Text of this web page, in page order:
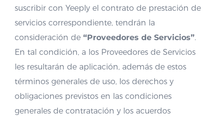
suscribir con Yeeply el contrato de prestación de
servicios correspondiente, tendrán la
consideración de “Proveedores de Servicios”.
En tal condición, a los Proveedores de Servicios
les resultarán de aplicación, además de estos
términos generales de uso, los derechos y
obligaciones previstos en las condiciones
generales de contratación y los acuerdos